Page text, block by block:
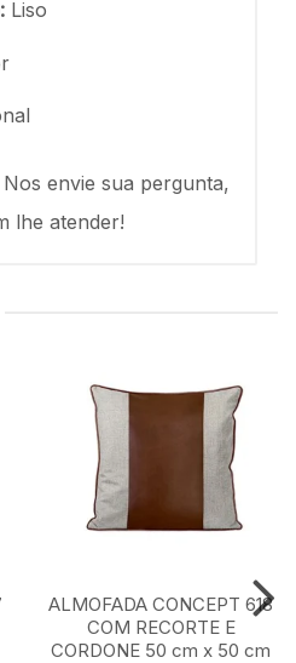
Liso
envie sua pergunta,
lhe atender!
ALMOFADA CONCEPT 618
COM RECORTE E
CORDONE 50 cm x 50 cm